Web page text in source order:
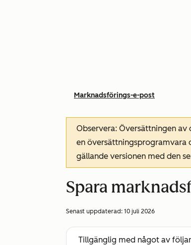
Marknadsförings-e-post
Observera: Översättningen
en översättningsprogramvara
gällande versionen med den
Spara
Senast uppdaterad: 10 juli 2026
Tillgänglig med något av